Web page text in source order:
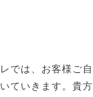
では、お客様ご自
ていきます。貴方